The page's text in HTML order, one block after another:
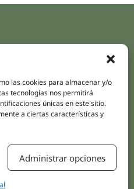
las cookies para almacenar y/o
tecnologías nos permitirá
únicas en este sitio.
a ciertas características y
Administrar opciones
LinkedIn
Youtube
Facebook